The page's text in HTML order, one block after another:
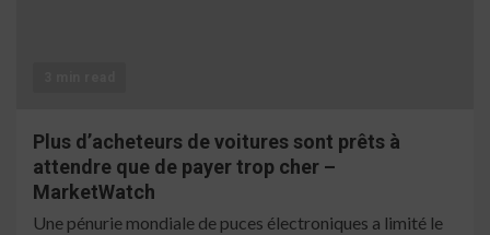
Plus d’acheteurs de voitures sont prêts à
attendre que de payer trop cher –
MarketWatch
Une pénurie mondiale de puces électroniques a limité le